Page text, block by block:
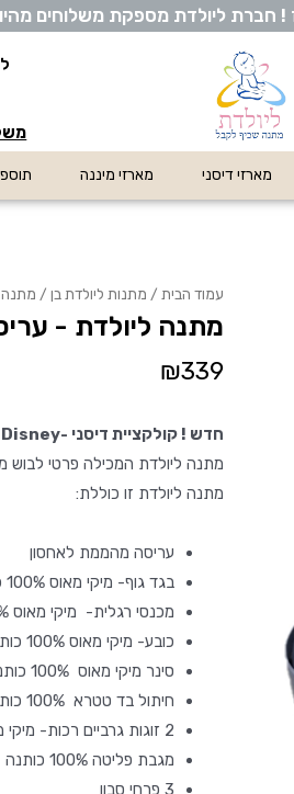
חברת ליולדת מספקת משלוחים מהיום
מארזי דיסני מארזי מיננה
עמוד הבית / מתנות ליולדת בן / מתנה
מתנה ליולדת -
₪339
חדש ! קולקציית דיסני -Disney
מתנה ליולדת המכילה פרטי לבוש
מתנה ליולדת זו כוללת:
עריסה מהממת לאחסון
בגד גוף- מיקי מאוס 100% כותנה
מכנסי רגלית- מיקי מאוס 100% כותנה
כובע- מיקי מאוס 100% כותנה
סינר מיקי מאוס 100% כותנה
חיתול בד טטרא 100% כותנה
2 זוגות גרביים רכות- מיקי מאוס 100%כותנה
מגבת פליטה 100% כותנה
3 פרחי סבון